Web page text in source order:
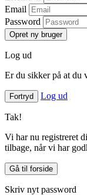
Email
Password
Opret ny bruger
Log ud
Er du sikker på at du
Fortryd Log ud
Tak!
Vi har nu registreret
tilbage, når vi har
Gå til forside
Skriv nyt password